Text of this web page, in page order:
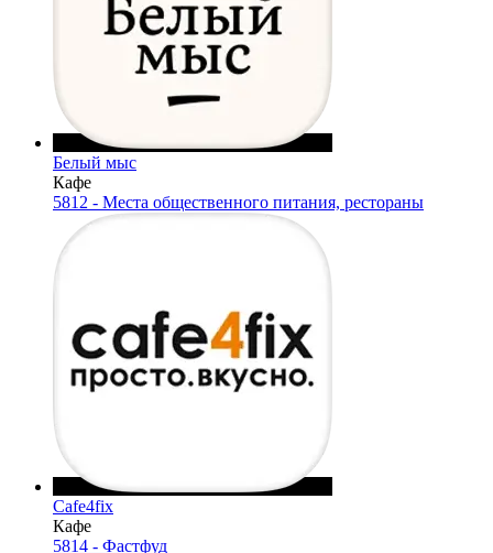
Белый мыс
Кафе
5812 - Места общественного питания, рестораны
Cafe4fix
Кафе
5814 - Фастфуд